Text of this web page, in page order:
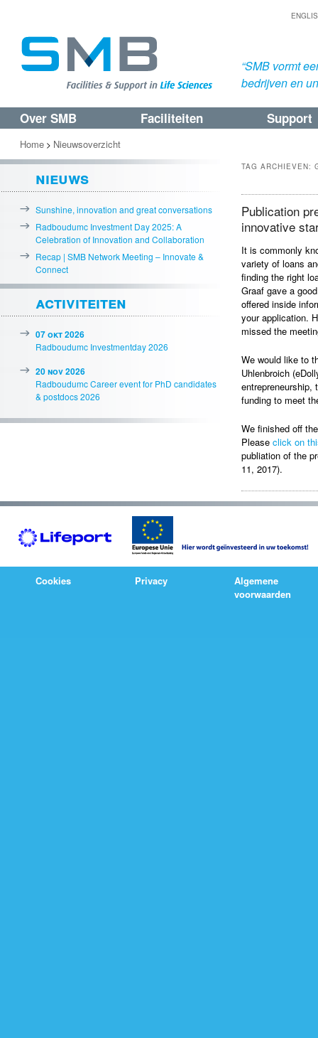
“SMB vormt
bedrijven en
Spring
naar
de
primaire
inhoud
Spring
naar
de
secundaire
inhoud
Over SMB Faciliteiten Support
TAG ARCHIEVEN:
Publication
innovative
It is commonly
variety of loans
finding the right
Graaf gave a
offered inside
your application.
missed the
We would like to
Uhlenbroich
entrepreneurship,
funding to meet
We finished off
Please click on
publiation of the
11, 2017).
Home > Nieuwsoverzicht
nieuws
Sunshine, innovation and great conversations
Radboudumc Investment Day 2025: A
Celebration of Innovation and Collaboration
Recap | SMB Network Meeting – Innovate &
Connect
activiteiten
07 okt 2026
Radboudumc Investmentday 2026
20 nov 2026
Radboudumc Career event for PhD candidates
& postdocs 2026
Cookies Privacy
Algemene
voorwaarden